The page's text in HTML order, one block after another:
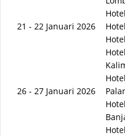
21 - 22 Januari 2026
26 - 27 Januari 2026